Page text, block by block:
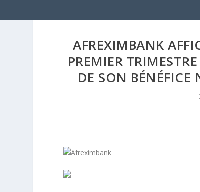
AFREXIMBANK
PREMIER
DE SON BÉNÉFICE